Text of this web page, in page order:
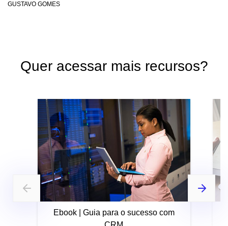
GUSTAVO GOMES
Quer acessar mais recursos?
Ebook | Guia para o sucesso com